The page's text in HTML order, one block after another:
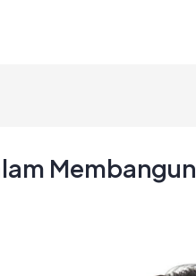
Membangun